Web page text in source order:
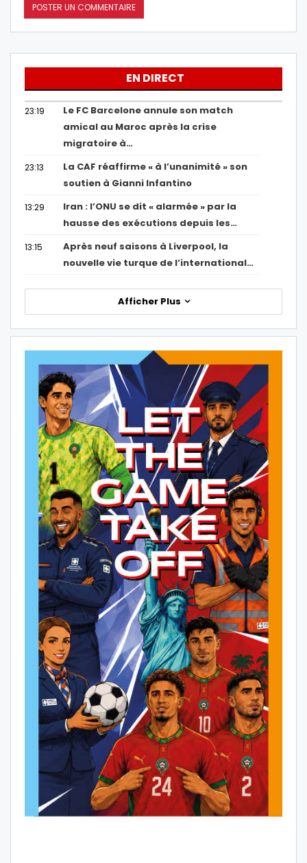
EN DIRECT
23:19
Le FC Barcelone annule son match
amical au Maroc après la crise
migratoire à…
23:13
La CAF réaffirme « à l’unanimité » son
soutien à Gianni Infantino
13:29
Iran : l’ONU se dit « alarmée » par la
hausse des exécutions depuis les…
13:15
Après neuf saisons à Liverpool, la
nouvelle vie turque de l’international…
Afficher Plus